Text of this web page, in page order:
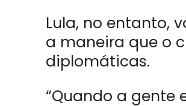
Lula, no entanto,
a maneira que o
diplomáticas.
“Quando a